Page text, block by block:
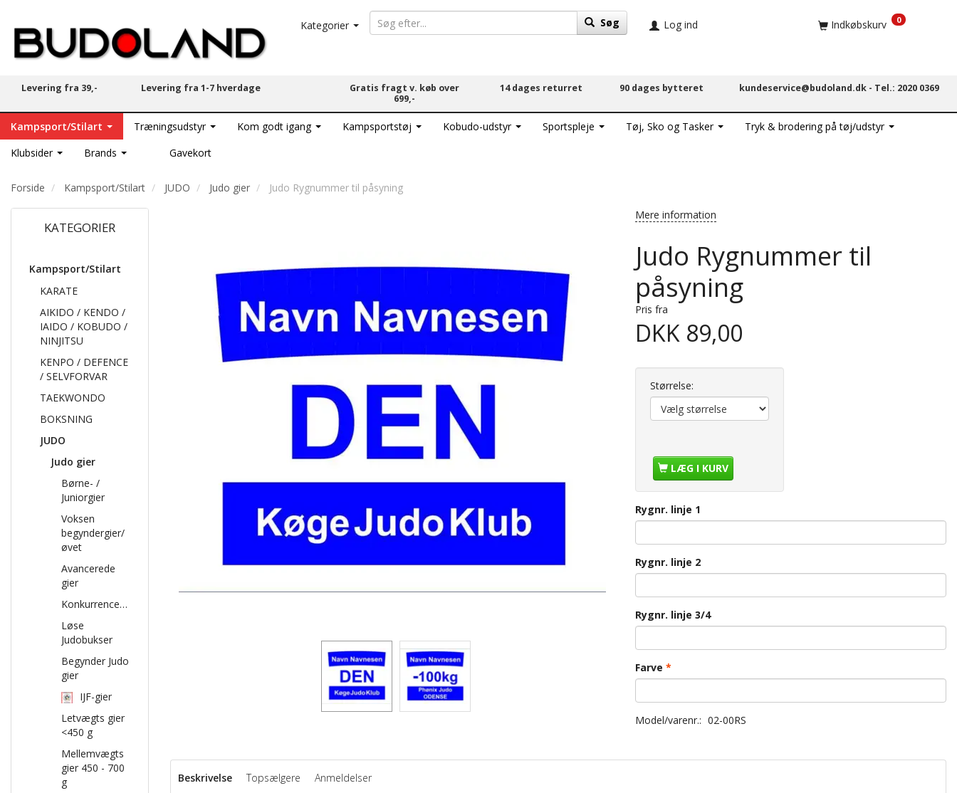
Kategorier Søg Log ind Indkøbskurv 0
Levering fra 39,- Levering fra 1-7 hverdage
Gratis fragt v. køb over
699,-
14 dages returret 90 dages bytteret kundeservice@budoland.dk - Tel.: 2020 0369
Kampsport/Stilart Træningsudstyr Kom godt igang Kampsportstøj Kobudo-udstyr Sportspleje Tøj, Sko og Tasker
Tryk & brodering på tøj/udstyr
Klubsider
Brands Gavekort
Forside Kampsport/Stilart JUDO Judo gier Judo Rygnummer til påsyning
KATEGORIER
Kampsport/Stilart
KARATE
AIKIDO / KENDO /
IAIDO / KOBUDO /
NINJITSU
KENPO / DEFENCE
/ SELVFORVAR
TAEKWONDO
BOKSNING
JUDO
Judo gier
Børne- /
Juniorgier
Voksen
begyndergier/
øvet
Avancerede
gier
Konkurrencegier
Løse
Judobukser
Begynder Judo
gier
IJF-gier
Letvægts gier
<450 g
Mellemvægts
gier 450 - 700
g
Mere information
Judo Rygnummer til
påsyning
Pris fra
DKK 89,00
Størrelse:
LÆG I KURV
Rygnr. linje 1
Rygnr. linje 2
Rygnr. linje 3/4
Farve
Model/varenr.: 02-00RS
Beskrivelse Topsælgere Anmeldelser